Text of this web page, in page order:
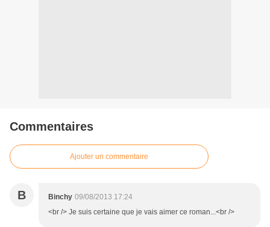
Commentaires
Ajouter un commentaire
B Binchy 09/08/2013 17:24
<br /> Je suis certaine que je vais aimer ce roman...<br />